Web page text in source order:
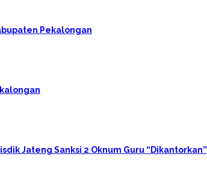
Pekalongan
Jateng Sanksi 2 Oknum Guru “Dikantorkan”